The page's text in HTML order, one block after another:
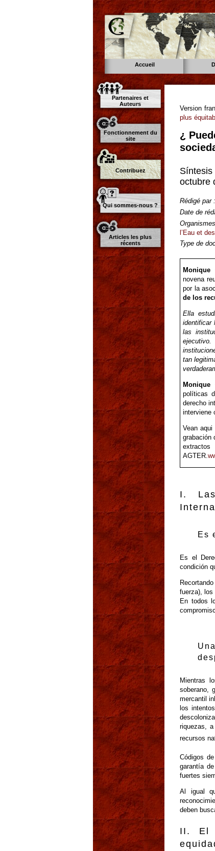
Accueil
Partenaires et
Auteurs
Fonctionnement du
site
Contribuez
Qui sommes-nous ?
Articles les plus
récents
Version
plus
¿
Síntesis
octubre
Rédigé par :
Date de
l’Eau et
Type de
Monique
novena
por la
de los
Ella
identificar
las
tan
Monique
políticas
derecho
interviene
Vean
grabación
AGTER.
I.
Es
Es el
condición
fuerza), los
En todos
Mientras
soberano,
mercantil
los
riquezas,
recursos
Códigos
garantía
fuertes
Al igual
deben
II. El